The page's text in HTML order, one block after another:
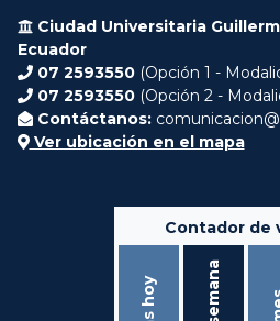
Ciudad Universitaria
Ecuador
07 2593550 (Opción 1 -
07 2593550 (Opción 2 -
Contáctanos:
Ver ubicación en el mapa
Contador de